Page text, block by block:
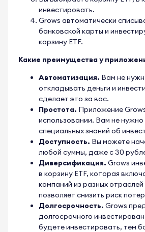
инвестировать.
Grows автоматически
банковской карты и
корзину ETF.
Какие преимущества у
Автоматизация. Вам не
откладывать деньги и
сделает это за вас.
Простота. Приложение
использовании. Вам не нужно
специальных знаний об
Доступность. Вы можете
любой суммы, даже с 30
Диверсификация. Grows
в корзину ETF, которая
компаний из разных
позволяет снизить риск
Долгосрочность. Grows
долгосрочного
будете инвестировать, тем